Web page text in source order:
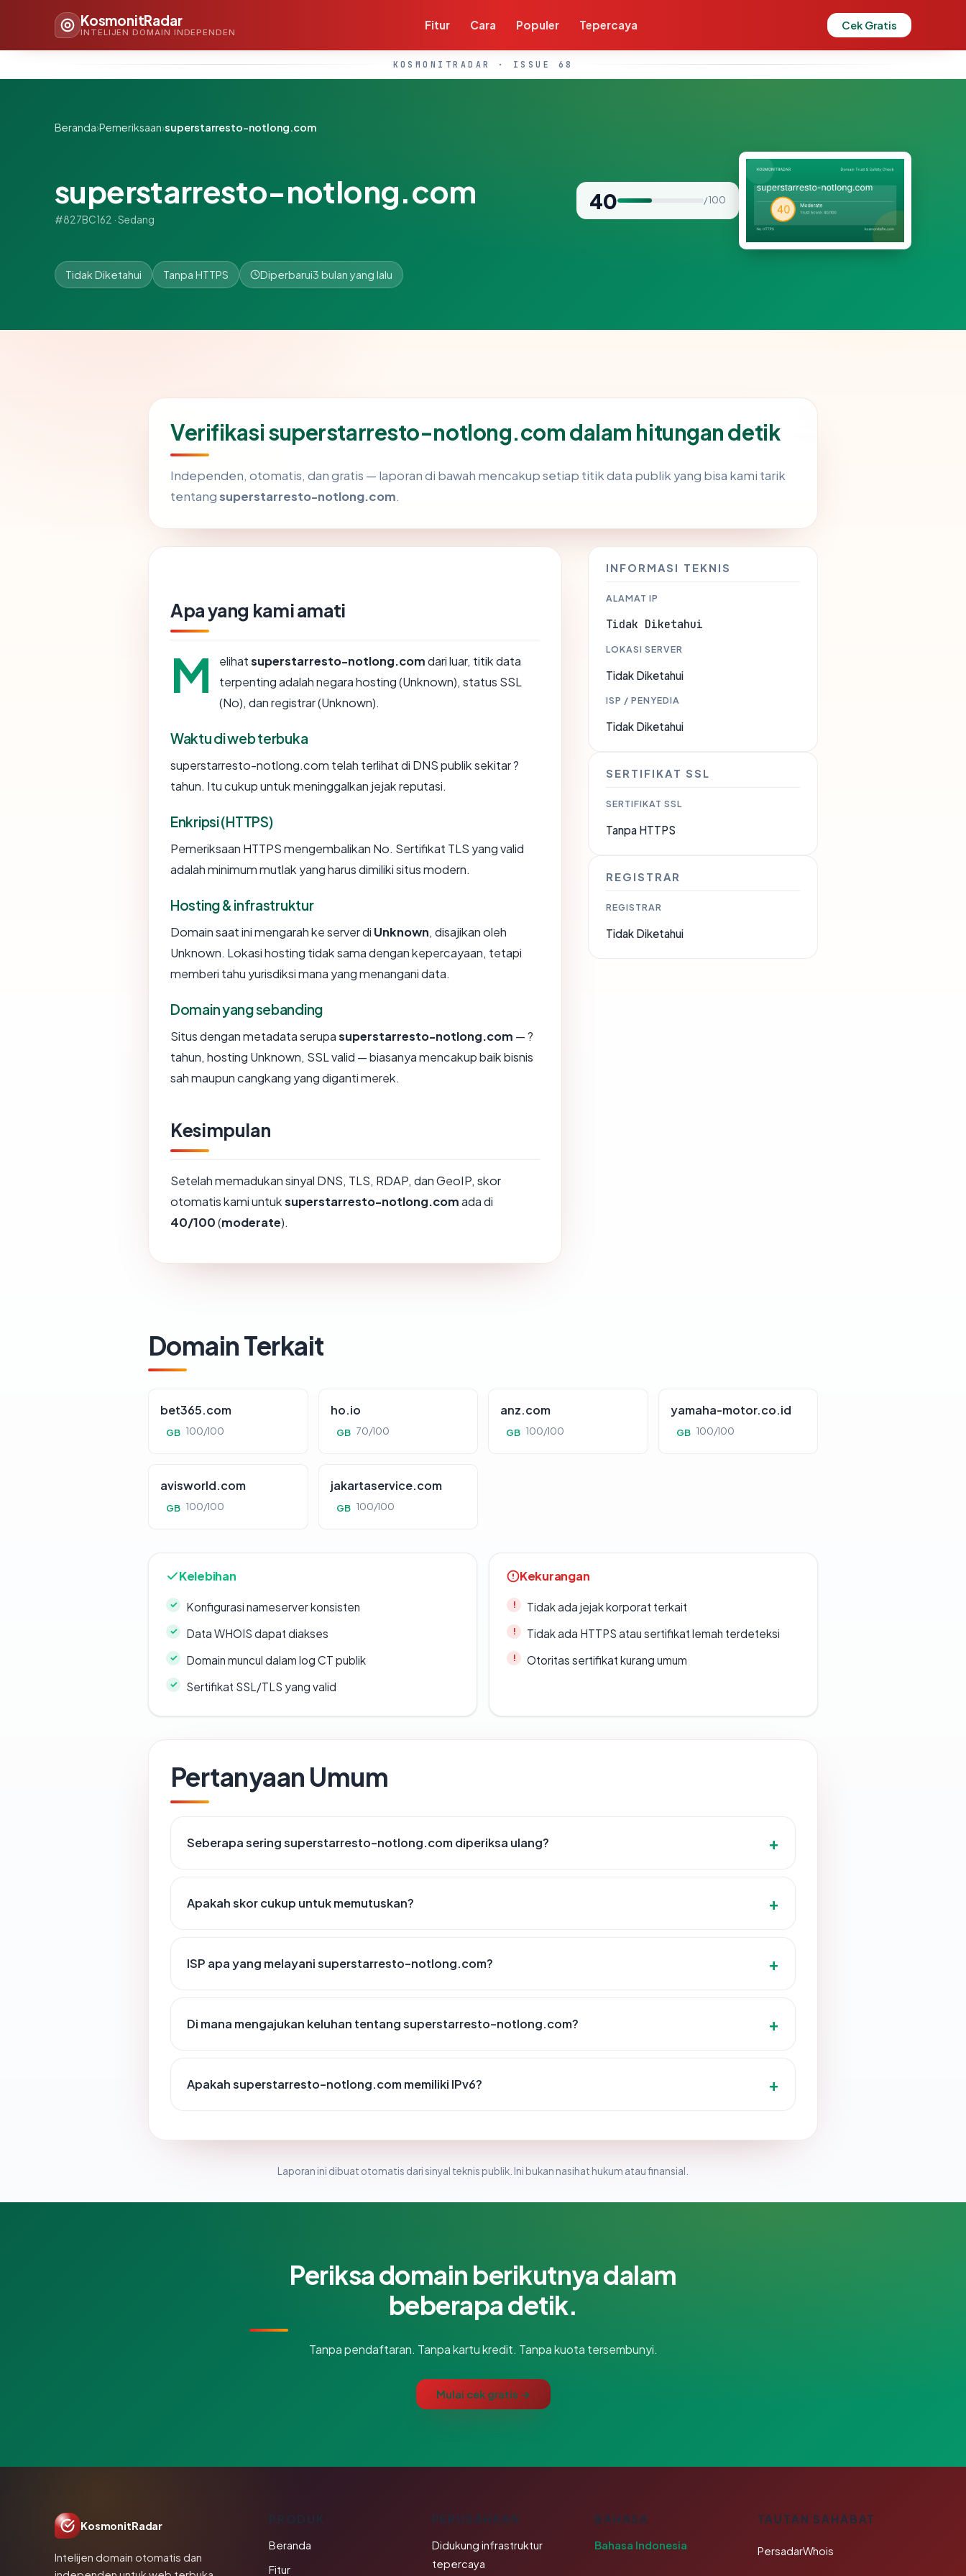
KosmonitRadar
INTELIJEN DOMAIN INDEPENDEN
Fitur Cara Populer Tepercaya Cek Gratis
KOSMONITRADAR · ISSUE 68
Beranda›Pemeriksaan›superstarresto-notlong.com
superstarresto-notlong.com
#827BC162 · Sedang
40 / 100
Tidak Diketahui Tanpa HTTPS Diperbarui3 bulan yang lalu
Verifikasi superstarresto-notlong.com dalam hitungan detik
Independen, otomatis, dan gratis — laporan di bawah mencakup setiap titik data publik yang bisa kami tarik
tentangsuperstarresto-notlong.com.
Apa yang kami amati
M elihatsuperstarresto-notlong.comdari luar, titik data
terpenting adalah negara hosting (Unknown), status SSL
(No), dan registrar (Unknown).
Waktu di web terbuka
superstarresto-notlong.com telah terlihat di DNS publik sekitar ?
tahun. Itu cukup untuk meninggalkan jejak reputasi.
Enkripsi (HTTPS)
Pemeriksaan HTTPS mengembalikan No. Sertifikat TLS yang valid
adalah minimum mutlak yang harus dimiliki situs modern.
Hosting & infrastruktur
Domain saat ini mengarah ke server di Unknown, disajikan oleh
Unknown. Lokasi hosting tidak sama dengan kepercayaan, tetapi
memberi tahu yurisdiksi mana yang menangani data.
Domain yang sebanding
Situs dengan metadata serupasuperstarresto-notlong.com — ?
tahun, hosting Unknown, SSL valid — biasanya mencakup baik bisnis
sah maupun cangkang yang diganti merek.
Kesimpulan
Setelah memadukan sinyal DNS, TLS, RDAP, dan GeoIP, skor
otomatis kami untuksuperstarresto-notlong.comada di
40/100(moderate).
INFORMASI TEKNIS
ALAMAT IP
Tidak Diketahui
LOKASI SERVER
Tidak Diketahui
ISP / PENYEDIA
Tidak Diketahui
SERTIFIKAT SSL
SERTIFIKAT SSL
Tanpa HTTPS
REGISTRAR
REGISTRAR
Tidak Diketahui
Domain Terkait
bet365.com
GB 100/100
ho.io
GB 70/100
anz.com
GB 100/100
yamaha-motor.co.id
GB 100/100
avisworld.com
GB 100/100
jakartaservice.com
GB 100/100
Kelebihan
Konfigurasi nameserver konsisten
Data WHOIS dapat diakses
Domain muncul dalam log CT publik
Sertifikat SSL/TLS yang valid
Kekurangan
Tidak ada jejak korporat terkait
Tidak ada HTTPS atau sertifikat lemah terdeteksi
Otoritas sertifikat kurang umum
Pertanyaan Umum
Seberapa sering superstarresto-notlong.com diperiksa ulang?
Apakah skor cukup untuk memutuskan?
ISP apa yang melayani superstarresto-notlong.com?
Di mana mengajukan keluhan tentang superstarresto-notlong.com?
Apakah superstarresto-notlong.com memiliki IPv6?
Laporan ini dibuat otomatis dari sinyal teknis publik. Ini bukan nasihat hukum atau finansial.
Periksa domain berikutnya dalam
beberapa detik.
Tanpa pendaftaran. Tanpa kartu kredit. Tanpa kuota tersembunyi.
Mulai cek gratis →
KosmonitRadar
Intelijen domain otomatis dan
Beranda
Fitur
PERUSAHAAN
Didukung infrastruktur
tepercaya
BAHASA
Bahasa Indonesia
TAUTAN SAHABAT
PersadarWhois